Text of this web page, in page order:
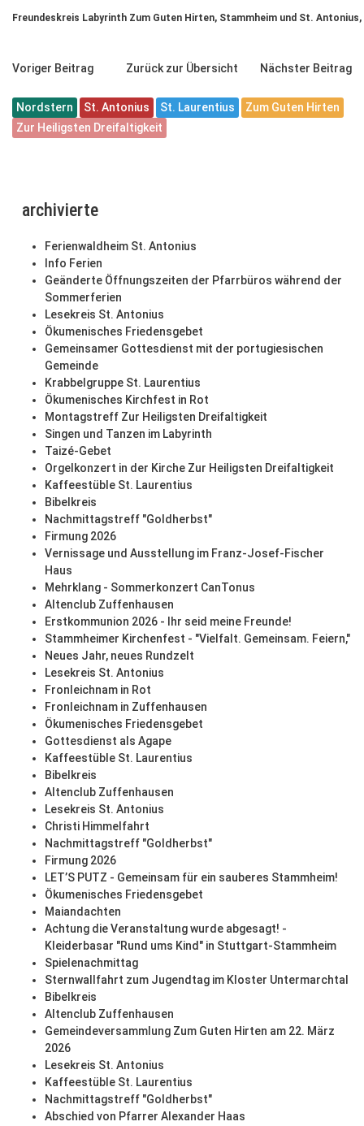
Freundeskreis Labyrinth Zum Guten Hirten, Stammheim und St.
Voriger Beitrag Zurück zur Übersicht Nächster Beitrag
Nordstern St. Antonius St. Laurentius
Zum Guten Hirten
Zur Heiligsten Dreifaltigkeit
archivierte
Ferienwaldheim St. Antonius
Info Ferien
Geänderte Öffnungszeiten der Pfarrbüros während der
Sommerferien
Lesekreis St. Antonius
Ökumenisches Friedensgebet
Gemeinsamer Gottesdienst mit der portugiesischen
Gemeinde
Krabbelgruppe St. Laurentius
Ökumenisches Kirchfest in Rot
Montagstreff Zur Heiligsten Dreifaltigkeit
Singen und Tanzen im Labyrinth
Taizé-Gebet
Orgelkonzert in der Kirche Zur Heiligsten Dreifaltigkeit
Kaffeestüble St. Laurentius
Bibelkreis
Nachmittagstreff "Goldherbst"
Firmung 2026
Vernissage und Ausstellung im Franz-Josef-Fischer
Haus
Mehrklang - Sommerkonzert CanTonus
Altenclub Zuffenhausen
Erstkommunion 2026 - Ihr seid meine Freunde!
Stammheimer Kirchenfest - "Vielfalt. Gemeinsam. Feiern,"
Neues Jahr, neues Rundzelt
Lesekreis St. Antonius
Fronleichnam in Rot
Fronleichnam in Zuffenhausen
Ökumenisches Friedensgebet
Gottesdienst als Agape
Kaffeestüble St. Laurentius
Bibelkreis
Altenclub Zuffenhausen
Lesekreis St. Antonius
Christi Himmelfahrt
Nachmittagstreff "Goldherbst"
Firmung 2026
LET’S PUTZ - Gemeinsam für ein sauberes Stammheim!
Ökumenisches Friedensgebet
Maiandachten
Achtung die Veranstaltung wurde abgesagt! -
Kleiderbasar "Rund ums Kind" in Stuttgart-Stammheim
Spielenachmittag
Sternwallfahrt zum Jugendtag im Kloster Untermarchtal
Bibelkreis
Altenclub Zuffenhausen
Gemeindeversammlung Zum Guten Hirten am 22. März
2026
Lesekreis St. Antonius
Kaffeestüble St. Laurentius
Nachmittagstreff "Goldherbst"
Abschied von Pfarrer Alexander Haas